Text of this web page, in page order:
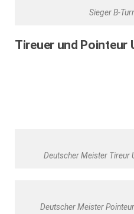
Sieger B-
Tireuer und Pointeur
Deutscher Meister Tireur
Deutscher Meister